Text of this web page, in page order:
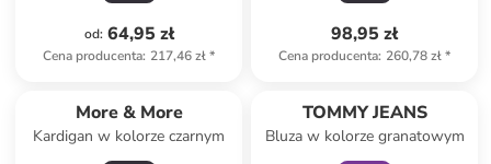
od: 64,95 zł
Cena producenta: 217,46 zł*
98,95 zł
Cena producenta: 260,78 zł*
More & More
Kardigan w kolorze czarnym
TOMMY JEANS
Bluza w kolorze granatowym